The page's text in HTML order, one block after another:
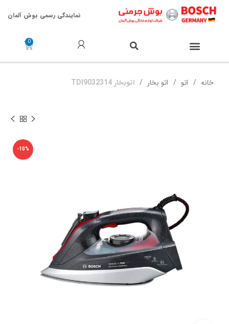
نمایندگی رسمی بوش آلمان
خانه اتو اتو بخار اتوبخار TDI9032314
-10%